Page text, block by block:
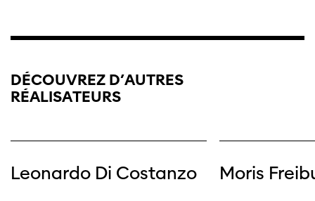
DÉCOUVREZ D’AUTRES
RÉALISATEURS
Leonardo Di Costanzo Moris